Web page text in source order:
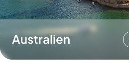
Australien